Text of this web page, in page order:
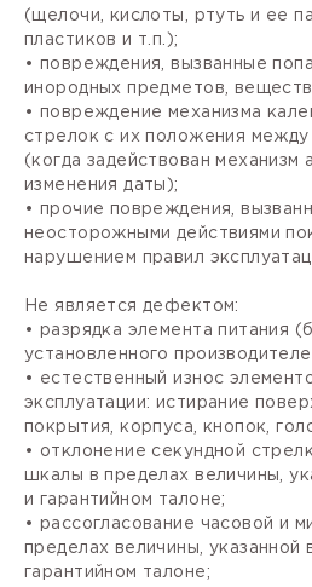
(щелочи, кислоты, ртуть и ее
пластиков и т.п.);
• повреждения, вызванные
инородных предметов,
• повреждение механизма
стрелок с их положения
(когда задействован механизм
изменения даты);
• прочие повреждения,
неосторожными действиями
нарушением правил
Не является дефектом:
• разрядка элемента питания
установленного
• естественный износ
эксплуатации: истирание
покрытия, корпуса, кнопок,
• отклонение секундной
шкалы в пределах величины,
и гарантийном талоне;
• рассогласование часовой и
пределах величины, указанной
гарантийном талоне;